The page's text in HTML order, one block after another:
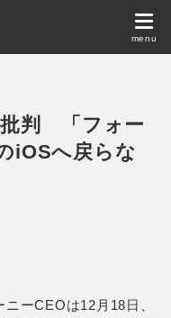
判 「フォー
iOSへ戻らな
ーCEOは12月18日、